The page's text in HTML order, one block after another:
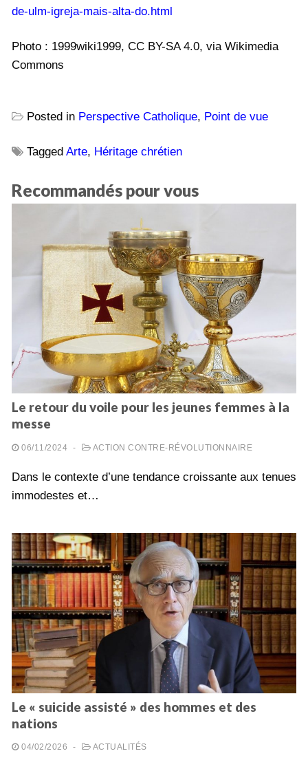
de-ulm-igreja-mais-alta-do.html
Photo : 1999wiki1999, CC BY-SA 4.0, via Wikimedia
Commons
Posted in Perspective Catholique, Point de vue
Tagged Arte, Héritage chrétien
Recommandés pour vous
Le retour du voile pour les jeunes femmes à la
messe
06/11/2024 - ACTION CONTRE-RÉVOLUTIONNAIRE
Dans le contexte d’une tendance croissante aux tenues
immodestes et…
Le « suicide assisté » des hommes et des
nations
04/02/2026 - ACTUALITÉS